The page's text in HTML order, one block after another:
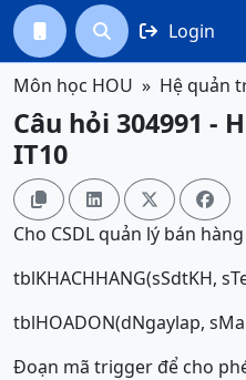
  Login
Môn học HOU Hệ quản
Câu hỏi 304991 -
IT10
   
Cho CSDL quản lý bán
tblKHACHHANG(sSdtKH,
tblHOADON(dNgaylap,
Đoạn mã trigger để cho